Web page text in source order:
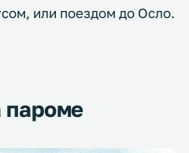
или поездом до Осло.
пароме